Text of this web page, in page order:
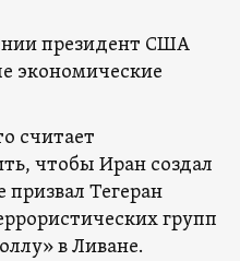
президент США
экономические
считает
чтобы Иран создал
Тегеран
групп
в Ливане.